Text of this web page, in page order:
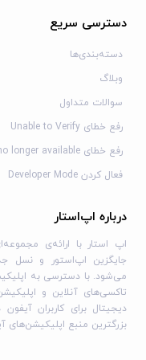
می‌کشد
60fps با کیفیت بالا بر روی تمامی دستگاه‌های پیشرفته
پشتیبانی:
دسترسی سریع
دسته‌بندی‌ها
وبلاگ
سوالات متداول
رفع خطای Unable to Verify
رفع خطای is no longer available
فعال کردن Developer Mode
درباره اپ‌استار
اپ استار با ارائه‌ی
جایگزین اپ‌استور و نسل
می‌شود. با دسترسی به
تاکسی‌های آنلاین و
دیجیتال برای کاربران
بزرگترین منبع اپلیکیشن‌های